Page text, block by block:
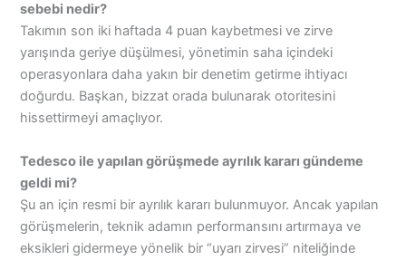
sebebi nedir?
Takımın son iki haftada 4 puan kaybetmesi ve zirve
yarışında geriye düşülmesi, yönetimin saha içindeki
operasyonlara daha yakın bir denetim getirme ihtiyacı
doğurdu. Başkan, bizzat orada bulunarak otoritesini
hissettirmeyi amaçlıyor.
Tedesco ile yapılan görüşmede ayrılık kararı gündeme
geldi mi?
Şu an için resmi bir ayrılık kararı bulunmuyor. Ancak yapılan
görüşmelerin, teknik adamın performansını artırmaya ve
eksikleri gidermeye yönelik bir “uyarı zirvesi” niteliğinde